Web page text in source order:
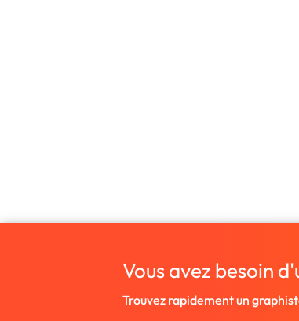
Vous avez besoin
Trouvez rapidement un